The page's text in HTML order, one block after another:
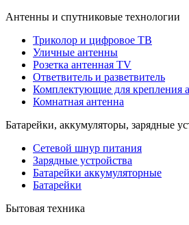
Антенны и спутниковые технологии
Триколор и цифровое ТВ
Уличные антенны
Розетка антенная TV
Ответвитель и разветвитель
Комплектующие для крепления
Комнатная антенна
Батарейки, аккумуляторы, зарядные
Сетевой шнур питания
Зарядные устройства
Батарейки аккумуляторные
Батарейки
Бытовая техника